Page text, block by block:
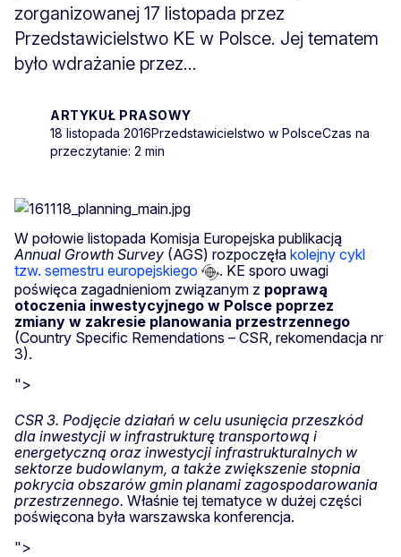
zorganizowanej 17 listopada przez
Przedstawicielstwo KE w Polsce. Jej tematem
było wdrażanie przez...
ARTYKUŁ PRASOWY
18 listopada 2016Przedstawicielstwo w PolsceCzas na
przeczytanie: 2 min
W połowie listopada Komisja Europejska publikacją
Annual Growth Survey (AGS) rozpoczęła kolejny cykl
tzw. semestru europejskiego
. KE sporo uwagi
poświęca zagadnieniom związanym z poprawą
otoczenia inwestycyjnego w Polsce poprzez
zmiany w zakresie planowania przestrzennego
(Country Specific Remendations – CSR, rekomendacja nr
3).
">
CSR 3. Podjęcie działań w celu usunięcia przeszkód
dla inwestycji w infrastrukturę transportową i
energetyczną oraz inwestycji infrastrukturalnych w
sektorze budowlanym, a także zwiększenie stopnia
pokrycia obszarów gmin planami zagospodarowania
przestrzennego. Właśnie tej tematyce w dużej części
poświęcona była warszawska konferencja.
">